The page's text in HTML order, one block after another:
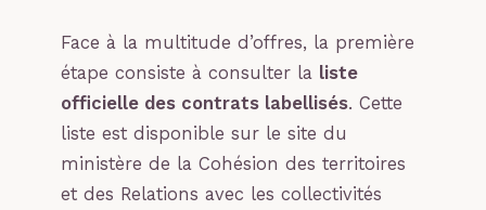
Face à la multitude d’offres, la première
étape consiste à consulter la liste
officielle des contrats labellisés. Cette
liste est disponible sur le site du
ministère de la Cohésion des territoires
et des Relations avec les collectivités